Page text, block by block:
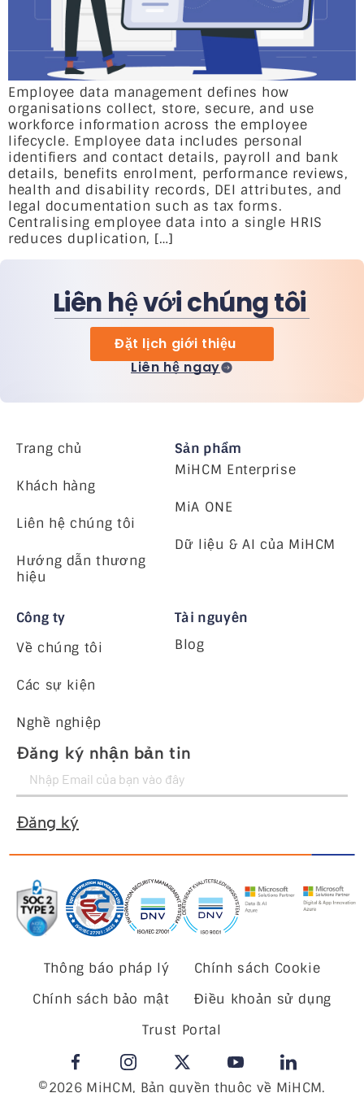
Employee data management defines how
organisations collect, store, secure, and use
workforce information across the employee
lifecycle. Employee data includes personal
identifiers and contact details, payroll and bank
details, benefits enrolment, performance reviews,
health and disability records, DEI attributes, and
legal documentation such as tax forms.
Centralising employee data into a single HRIS
reduces duplication, […]
Liên hệ với chúng tôi
Đặt lịch giới thiệu
Liên hệ ngay
Trang chủ
Khách hàng
Liên hệ chúng tôi
Hướng dẫn thương
hiệu
Sản phẩm
MiHCM Enterprise
MiA ONE
Dữ liệu & AI của MiHCM
Công ty
Về chúng tôi
Các sự kiện
Nghề nghiệp
Tài nguyên
Blog
Đăng ký nhận bản tin
Đăng ký
Thông báo pháp lý
Chính sách Cookie
Chính sách bảo mật
Điều khoản sử dụng
Trust Portal
©2026 MiHCM, Bản quyền thuộc về MiHCM.